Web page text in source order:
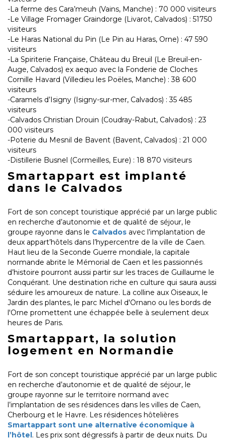
-La ferme des Cara’meuh (Vains, Manche) : 70 000 visiteurs
-Le Village Fromager Graindorge (Livarot, Calvados) : 51750
visiteurs
-Le Haras National du Pin (Le Pin au Haras, Orne) : 47 590
visiteurs
-La Spiriterie Française, Château du Breuil (Le Breuil-en-
Auge, Calvados) ex aequo avec la Fonderie de Cloches
Cornille Havard (Villedieu les Poëles, Manche) : 38 600
visiteurs
-Caramels d’Isigny (Isigny-sur-mer, Calvados) : 35 485
visiteurs
-Calvados Christian Drouin (Coudray-Rabut, Calvados) : 23
000 visiteurs
-Poterie du Mesnil de Bavent (Bavent, Calvados) : 21 000
visiteurs
-Distillerie Busnel (Cormeilles, Eure) : 18 870 visiteurs
Smartappart est implanté
dans le Calvados
Fort de son concept touristique apprécié par un large public
en recherche d’autonomie et de qualité de séjour, le
groupe rayonne dans le Calvados avec l’implantation de
deux appart’hôtels dans l’hypercentre de la ville de Caen.
Haut lieu de la Seconde Guerre mondiale, la capitale
normande abrite le Mémorial de Caen et les passionnés
d’histoire pourront aussi partir sur les traces de Guillaume le
Conquérant. Une destination riche en culture qui saura aussi
séduire les amoureux de nature. La colline aux Oiseaux, le
Jardin des plantes, le parc Michel d'Ornano ou les bords de
l'Orne promettent une échappée belle à seulement deux
heures de Paris.
Smartappart, la solution
logement en Normandie
Fort de son concept touristique apprécié par un large public
en recherche d’autonomie et de qualité de séjour, le
groupe rayonne sur le territoire normand avec
l’implantation de ses résidences dans les villes de Caen,
Cherbourg et le Havre. Les résidences hôtelières
Smartappart sont une alternative économique à
l’hôtel. Les prix sont dégressifs à partir de deux nuits. Du